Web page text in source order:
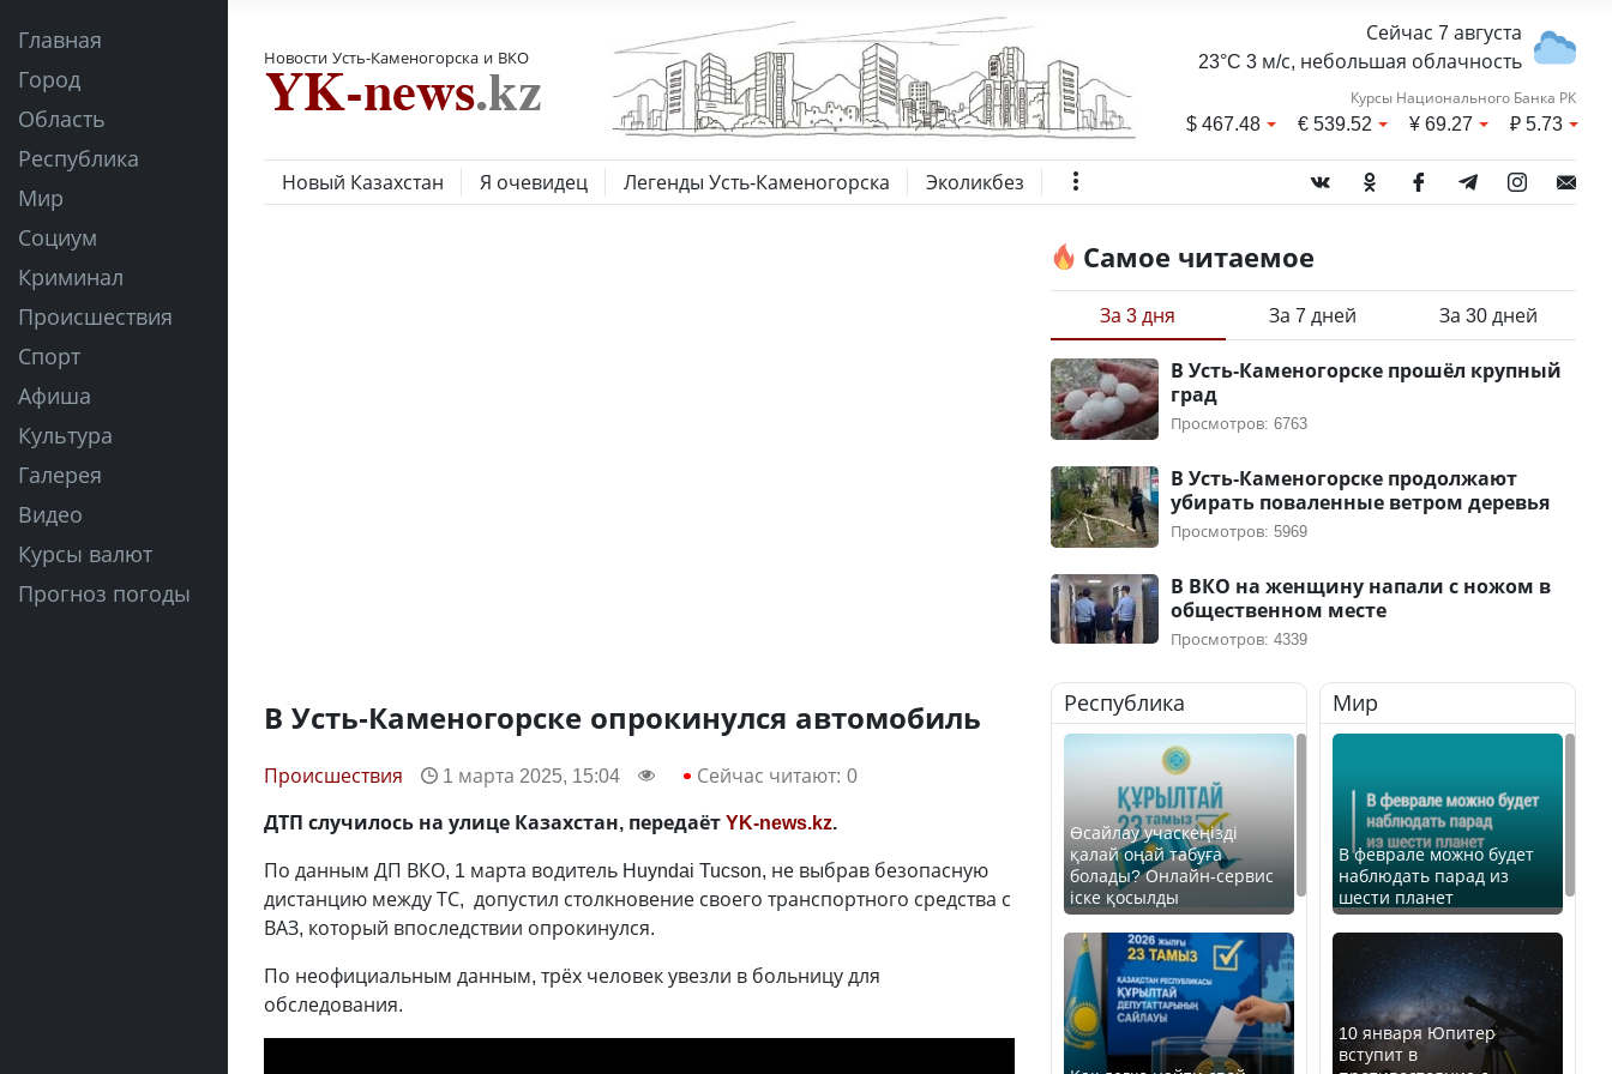
Главная
Город
Область
Республика
Мир
Социум
Криминал
Происшествия
Спорт
Афиша
Культура
Галерея
Видео
Курсы валют
Прогноз погоды
Новости Усть-Каменогорска и ВКО
Сейчас 7 августа
23°C 3 м/с, небольшая облачность
Курсы Национального Банка РК
$467.48 €539.52 ¥69.27 ₽5.73
Новый Казахстан Я очевидец Легенды Усть-Каменогорска Эколикбез
В Усть-Каменогорске опрокинулся автомобиль
Происшествия 1 марта 2025, 15:04 Сейчас читают: 0
ДТП случилось на улице Казахстан, передаётYK-news.kz.
По данным ДП ВКО, 1 марта водитель Huyndai Tucson, не выбрав безопасную
дистанцию между ТС, допустил столкновение своего транспортного средства с
ВАЗ, который впоследствии опрокинулся.
По неофициальным данным, трёх человек увезли в больницу для
обследования.
Самое читаемое
За 3 дня За 7 дней За 30 дней
В Усть-Каменогорске прошёл крупный
град
Просмотров: 6763
В Усть-Каменогорске продолжают
убирать поваленные ветром деревья
Просмотров: 5969
В ВКО на женщину напали с ножом в
общественном месте
Просмотров: 4339
Республика
Өсайлау учаскеңізді
қалай оңай табуға
болады? Онлайн-сервис
іске қосылды
Мир
В феврале можно будет
наблюдать парад из
шести планет
10 января Юпитер
вступит в